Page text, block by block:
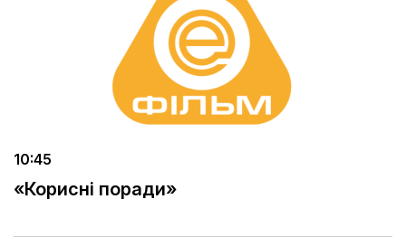
10:45
«Корисні поради»